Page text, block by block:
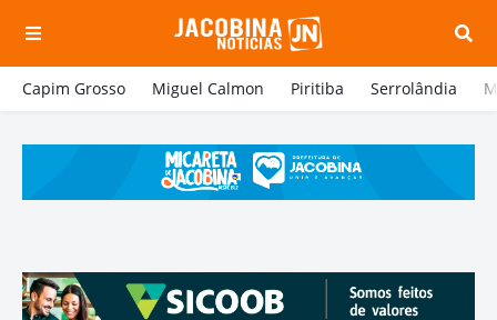
Capim Grosso Miguel Calmon Piritiba Serrolândia